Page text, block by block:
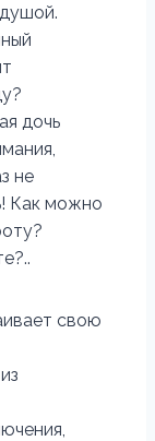
дочь
не
Как можно
свою